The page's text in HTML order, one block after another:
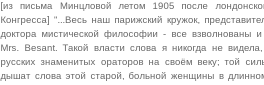
[из письма Минцловой летом 1905 после
Конгресса] "...Весь наш парижский кружок,
доктора мистической философии - все взволнованы
Mrs. Besant. Такой власти слова я никогда не
русских знаменитых ораторов на своём веку; той
дышат слова этой старой, больной женщины в